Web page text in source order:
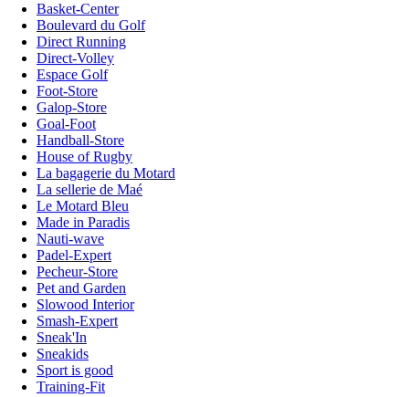
Basket-Center
Boulevard du Golf
Direct Running
Direct-Volley
Espace Golf
Foot-Store
Galop-Store
Goal-Foot
Handball-Store
House of Rugby
La bagagerie du Motard
La sellerie de Maé
Le Motard Bleu
Made in Paradis
Nauti-wave
Padel-Expert
Pecheur-Store
Pet and Garden
Slowood Interior
Smash-Expert
Sneak'In
Sneakids
Sport is good
Training-Fit